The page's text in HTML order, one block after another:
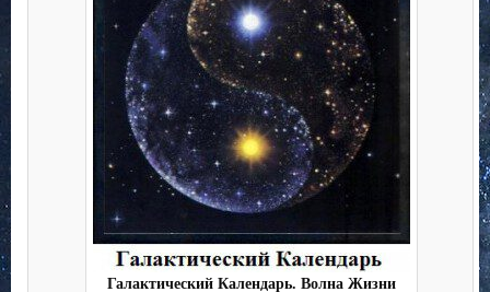
Галактический Календарь. Волна Жизни